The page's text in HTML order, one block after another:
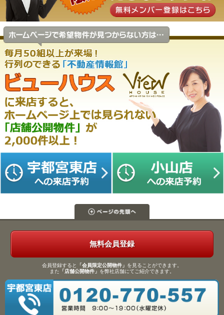
無料会員登録
会員登録すると 「会員限定公開物件」 を見ることができます。
また 「店舗公開物件」 を弊社店舗にてご紹介できます。